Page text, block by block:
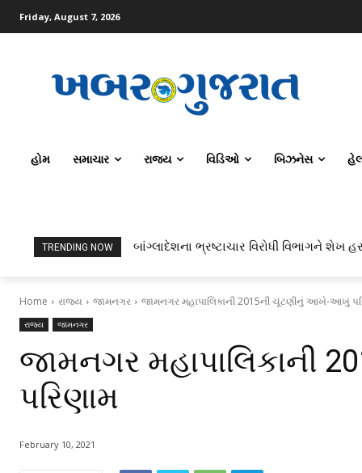
Friday, August 7, 2026
હોમ સમાચાર રાજ્ય વિડિઓ બિઝનેસ
TRENDING NOW બાંગ્લાદેશના ભ્રષ્ટાચાર વિરોધી વિભાગને શેખ
Home રાજ્ય જામનગર જામનગર મહાપાલિકાની 2015ની ચૂંટણીનું આખે-આખું
રાજ્ય જામનગર
જામનગર
પરિણામ
February 10, 2021